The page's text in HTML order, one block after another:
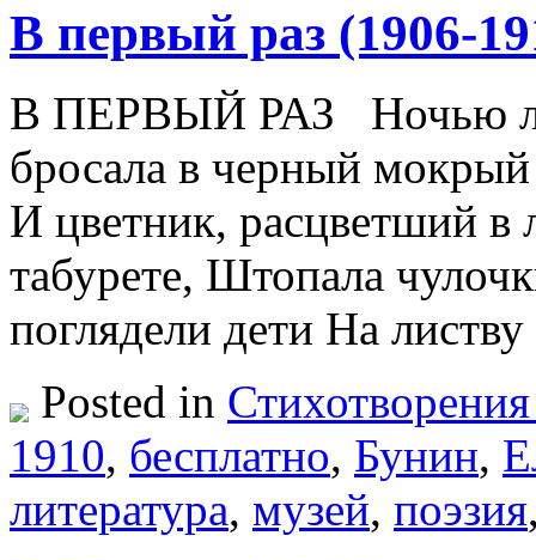
В первый раз (1906-
В ПЕРВЫЙ РАЗ Ночью
бросала в черный
И цветник, расцветший
табурете, Штопала
поглядели дети На
Posted in
1910, бесплатно, Бунин,
литература, музей, поэзия